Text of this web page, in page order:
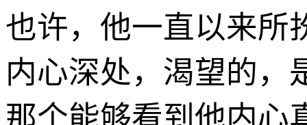
也许，他一直以来所
内心深处，渴望的，